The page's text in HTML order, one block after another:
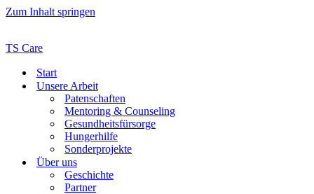
Zum Inhalt springen
TS Care
Start
Unsere Arbeit
Patenschaften
Mentoring & Counseling
Gesundheits­fürsorge
Hungerhilfe
Sonderprojekte
Über uns
Geschichte
Partner